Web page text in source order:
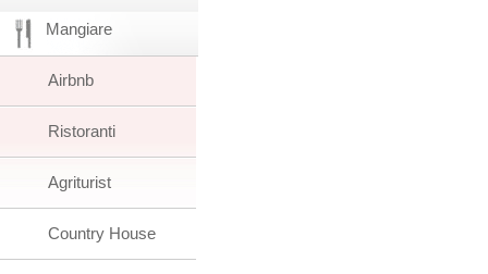
Mangiare
Airbnb
Ristoranti
Agriturist
Country House